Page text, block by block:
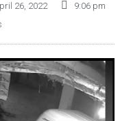
26, 2022
9:06 pm